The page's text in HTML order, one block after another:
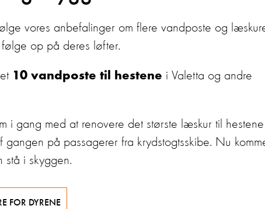
vores anbefalinger om flere vandposte og
op på deres løfter.
10 vandposte til hestene i Valetta og andre
i gang med at renovere det største læskur til
på passagerer fra krydstogtsskibe. Nu
stå i skyggen.
FOR DYRENE